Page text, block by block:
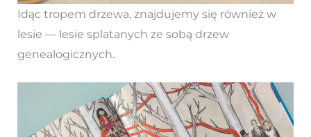
Idąc tropem drzewa, znajdujemy się również w
lesie — lesie splatanych ze sobą drzew
genealogicznych.